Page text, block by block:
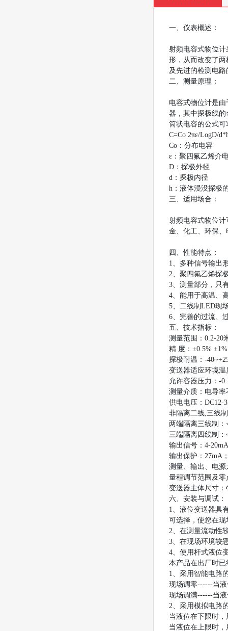
一、仪表概述：
射频电容式物位
形，从而改变了
及先进的检测电
二、测量原理：
电容式物位计是
器，其中探极线
筒状电容的公式
C=Co 2πε/LogD/
Co：分布电容
ε：聚四氟乙烯介
D：探极外径
d：探极内径
h：液体浸没探极
三、适用场合：
射频电容式物位
金、化工、环保
四、性能特点：
1、多种信号输出
2、聚四氟乙烯探
3、测量部分，只
4、能用于高温、
5、二线制LED现
6、完善的过流、
五、技术指标：
测量范围：0.2-20
精 度：±0.5%
探极耐温：-
变送器适应环境
允许容器压力：-
测量介质：电导率
供电电压：DC12-
非隔离二线,三线
两端隔离三线制：
三端隔离四线制：
输出信号：4-
输出保护：27mA
测量、输出、电源
量程调节范围及零
变送器主体尺寸
六、安装与调试：
1、液位变送器具
可选择，使您在
2、在测量流动性
3、在现场环境较
4、使用杆式液位
本产品在出厂时
1、采用智能电路
现场调零------当
现场调满------当液
2、采用模拟电路
当液位在下限时
当液位在上限时